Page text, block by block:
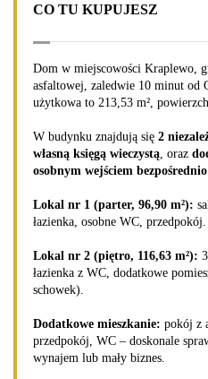
CO TU KUPUJESZ
Dom w miejscowości Kraplewo,
asfaltowej, zaledwie 10 minut od
użytkowa to 213,53 m²,
W budynku znajdują się 2
własną księgą wieczystą , oraz
osobnym wejściem
Lokal nr 1 (parter, 96,90 m²):
łazienka, osobne WC, przedpokój.
Lokal nr 2 (piętro, 116,63 m²):
łazienka z WC, dodatkowe
schowek).
Dodatkowe mieszkanie: pokój z
przedpokój, WC – doskonale
wynajem lub mały biznes.